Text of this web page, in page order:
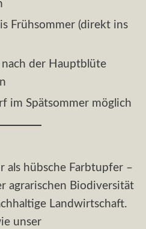
Frühsommer (direkt ins
der Hauptblüte
im Spätsommer möglich
als hübsche Farbtupfer –
agrarischen Biodiversität
Landwirtschaft.
unser